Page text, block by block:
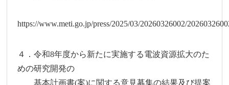
https://www.meti.go.jp/press/2025/03/20260326002/
４．令和8年度から新たに実施する電波資源拡大のた
めの研究開発の
基本計画書(案)に関する意見募集の結果及び提案